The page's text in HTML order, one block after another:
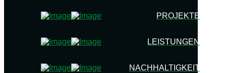
PROJEKTE
LEISTUNGEN
NACHHALTIGKEIT